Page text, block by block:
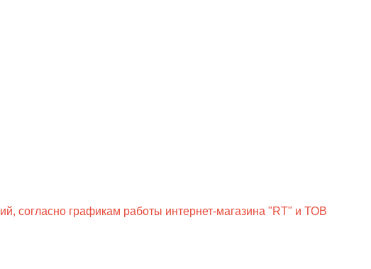
согласно графикам работы интернет-магазина "RT" и ТОВ